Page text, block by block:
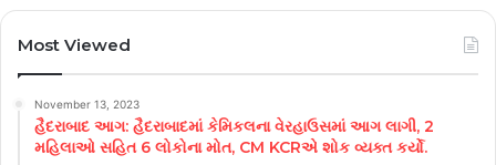
Most Viewed
November 13, 2023
હૈદરાબાદ આગ: હૈદરાબાદમાં કેમિકલના વેરહાઉસમાં આગ લાગી, 2
મહિલાઓ સહિત 6 લોકોના મોત, CM KCRએ શોક વ્યક્ત કર્યો.